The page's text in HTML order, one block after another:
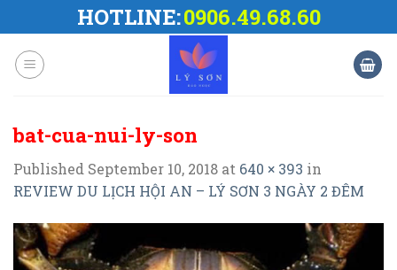
to
content
HOTLINE:0906.49.68.60
bat-cua-nui-ly-son
Published September 10, 2018 at 640 × 393 in
REVIEW DU LỊCH HỘI AN – LÝ SƠN 3 NGÀY 2 ĐÊM